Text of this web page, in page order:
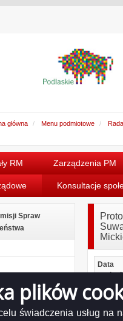
plików
świadczenia usług
główna Menu podmiotowe
RM Zarządzenia PM
Konsultacje
Spraw
Data
Numer
Tytuł